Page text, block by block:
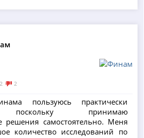
2 2
пользуюсь практически
поскольку принимаю
решения самостоятельно. Меня
количество исследований по